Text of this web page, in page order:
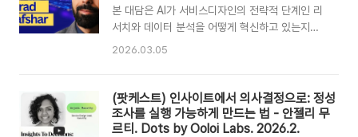
B2B SaaS) 콘텐츠 디자인 매니저중동 지역 확장
가능한 콘텐츠 시스템 및 전략적 가이드라인 구축
콘텐츠 디자이너 (정보 구조 및 UX 라이팅 최적
본 대담은 AI가 서비스디자인의 전략적 단계인 리
서치와 데이터 분석을 어떻게 혁신하고 있는지를
다룬다. 베라드 미라프샤르는 AI를 지능형 스파링
해야 한다고 강조한다. AI를 활용해 복잡한 시스템
을 설계하고 데이터 주권을 관리하는 역량을 갖추
지 못한 디자이너는 도태될 것이다.AI Won't
2026.03.05
(팟케스트) 인사이트에서 의사결정으로: 정성
조사를 실행 가능하게 만드는 법 - 안젤리 무
르티. Dots by Ooloi Labs. 2026.2.